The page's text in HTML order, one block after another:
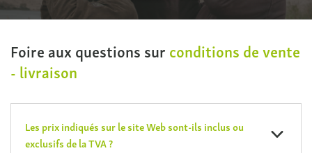
Foire aux questions sur conditions de vente
- livraison
Les prix indiqués sur le site Web sont-ils inclus ou
exclusifs de la TVA ?